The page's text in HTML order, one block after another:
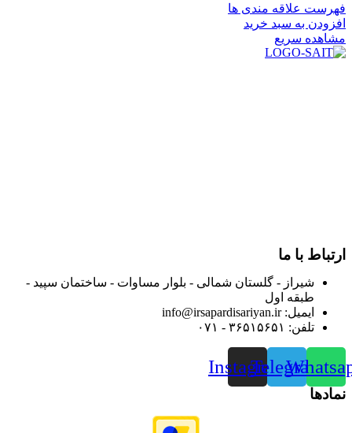
فهرست علاقه مندی ها
افزودن به سبد خرید
مشاهده سریع
ارتباط با ما
شیراز - گلستان شمالی - بلوار مساوات - ساختمان سپید -
طبقه اول
ایمیل: info@irsapardisariyan.ir
تلفن: ۳۶۵۱۵۶۵۱ - ۰۷۱
Telegram
Instagram
نمادها